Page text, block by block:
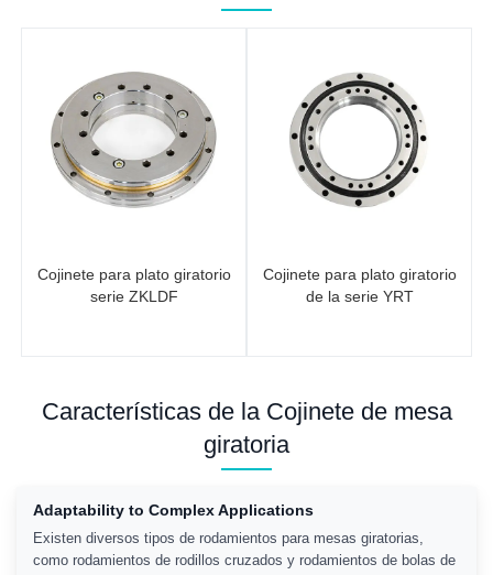
Cojinete para plato giratorio
serie ZKLDF
Cojinete para plato giratorio
de la serie YRT
Características de la Cojinete de mesa
giratoria
Adaptability to Complex Applications
Existen diversos tipos de rodamientos para mesas giratorias,
como rodamientos de rodillos cruzados y rodamientos de bolas de